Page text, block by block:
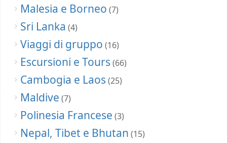
Malesia e Borneo (7)
Sri Lanka (4)
Viaggi di gruppo (16)
Escursioni e Tours (66)
Cambogia e Laos (25)
Maldive (7)
Polinesia Francese (3)
Nepal, Tibet e Bhutan (15)